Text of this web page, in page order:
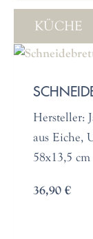
KÜCHE
Hersteller:
aus Eiche,
58x13,5 cm
36,90 €